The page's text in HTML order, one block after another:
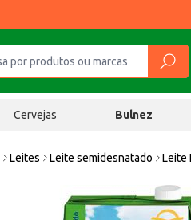
Cervejas Bulnez
Leites Leite semidesnatado Leite